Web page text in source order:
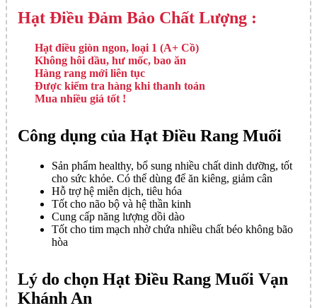
Hạt Điều Đảm Bảo Chất Lượng :
Hạt điều giòn ngon, loại 1 (A+ Cồ)
Không hôi dầu, hư mốc, bao ăn
Hàng rang mới liên tục
Được kiểm tra hàng khi thanh toán
Mua nhiều giá tốt !
Công dụng của Hạt Điều Rang Muối
Sản phẩm healthy, bổ sung nhiều chất dinh dưỡng, tốt
cho sức khỏe. Có thể dùng để ăn kiêng, giảm cân
Hỗ trợ hệ miễn dịch, tiêu hóa
Tốt cho não bộ và hệ thần kinh
Cung cấp năng lượng dồi dào
Tốt cho tim mạch nhờ chứa nhiều chất béo không bão
hòa
Lý do chọn Hạt Điều Rang Muối Vạn
Khánh An